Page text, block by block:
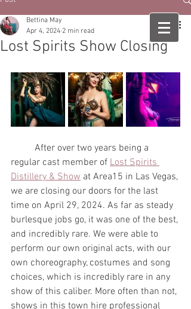
Lost Spirits Show Closing
Bettina May
Apr 4, 2024 2 min read
regular cast member of Lost Spirits
Distillery & Show at Area15 in Las Vegas,
we are closing our doors for the last
time on April 29, 2024. As far as steady
burlesque jobs go, it was one of the best,
and incredibly rare. We were able to
perform our own original acts, with our
own choreography, costumes and song
choices, which is incredibly rare in any
show of this caliber. More often than not,
shows in this town hire professional